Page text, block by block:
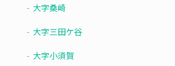
大字桑崎
大字三田ケ谷
大字小須賀